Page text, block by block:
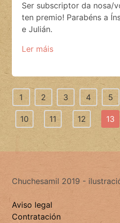
Ser subscriptor da nosa/
ten premio! Parabéns a
e Julián.
Ler máis
1 2 3 4 5
10 11 12 13
Chuchesamil 2019 -
Aviso legal
Contratación